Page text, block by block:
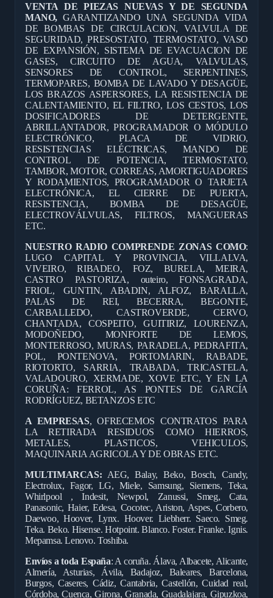
VENTA DE PIEZAS NUEVAS Y DE SEGUNDA
MANO, GARANTIZANDO UNA SEGUNDA VIDA
DE BOMBAS DE CIRCULACION, VALVULA DE
SEGURIDAD, PRESOSTATO, TERMOSTATO, VASO
DE EXPANSIÓN, SISTEMA DE EVACUACION DE
GASES, CIRCUITO DE AGUA, VALVULAS,
SENSORES DE CONTROL, SERPENTINES,
TERMOPARES, BOMBA DE LAVADO Y DESAGÜE,
LOS BRAZOS ASPERSORES, LA RESISTENCIA DE
CALENTAMIENTO, EL FILTRO, LOS CESTOS, LOS
DOSIFICADORES DE DETERGENTE,
ABRILLANTADOR, PROGRAMADOR O MÓDULO
ELECTRÓNICO, PLACA DE VIDRIO,
RESISTENCIAS ELÉCTRICAS, MANDO DE
CONTROL DE POTENCIA, TERMOSTATO,
TAMBOR, MOTOR, CORREAS, AMORTIGUADORES
Y RODAMIENTOS, PROGRAMADOR O TARJETA
ELECTRÓNICA, EL CIERRE DE PUERTA,
RESISTENCIA, BOMBA DE DESAGÜE,
ELECTROVÁLVULAS, FILTROS, MANGUERAS
ETC.
NUESTRO RADIO COMPRENDE ZONAS COMO:
LUGO CAPITAL Y PROVINCIA, VILLALVA,
VIVEIRO, RIBADEO, FOZ, BURELA, MEIRA,
CASTRO PASTORIZA, outeiro, FONSAGRADA,
FRIOL, GUNTIN, ABADIN, ALFOZ, BARALLA,
PALAS DE REI, BECERRA, BEGONTE,
CARBALLEDO, CASTROVERDE, CERVO,
CHANTADA, COSPEITO, GUITIRIZ, LOURENZA,
MODOÑEDO, MONFORTE DE LEMOS,
MONTERROSO, MURAS, PARADELA, PEDRAFITA,
POL, PONTENOVA, PORTOMARIN, RABADE,
RIOTORTO, SARRIA, TRABADA, TRICASTELA,
VALADOURO, XERMADE, XOVE ETC, Y EN LA
CORUÑA: FERROL, AS PONTES DE GARCÍA
RODRÍGUEZ, BETANZOS ETC
A EMPRESAS, OFRECEMOS CONTRATOS PARA
LA RETIRADA RESIDUOS COMO HIERROS,
METALES, PLASTICOS, VEHICULOS,
MAQUINARIA AGRICOLA Y DE OBRAS ETC.
MULTIMARCAS: AEG, Balay, Beko, Bosch, Candy,
Electrolux, Fagor, LG, Miele, Samsung, Siemens, Teka,
Whirlpool , Indesit, Newpol, Zanussi, Smeg, Cata,
Panasonic, Haier, Edesa, Cocotec, Ariston, Aspes, Corbero,
Daewoo, Hoover, Lynx. Hoover. Liebherr. Saeco. Smeg.
Teka. Beko. Hisense. Hotpoint. Blanco. Foster. Franke. Ignis.
Mepamsa. Lenovo. Toshiba.
Envíos a toda España: A coruña. Álava, Albacete, Alicante,
Almería, Asturias, Ávila, Badajoz, Baleares, Barcelona,
Burgos, Caseres, Cádiz, Cantabria, Castellón, Cuidad real,
Córdoba, Cuenca, Girona, Granada, Guadalajara, Gipuzkoa,